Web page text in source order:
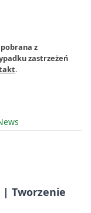
z
zastrzeżeń
.
| Tworzenie